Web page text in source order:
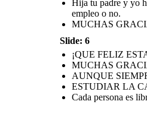
Hija tu padre y yo
empleo o no.
MUCHAS
Slide: 6
¡QUE FELIZ
MUCHAS
AUNQUE
ESTUDIAR LA
Cada persona es